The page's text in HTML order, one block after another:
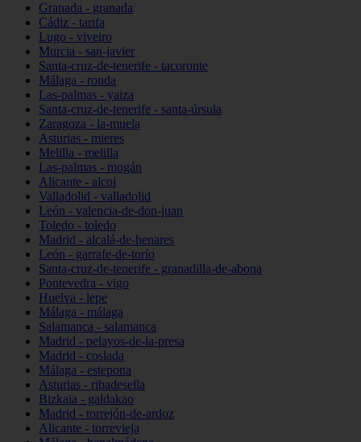
Granada - granada
Cádiz - tarifa
Lugo - viveiro
Murcia - san-javier
Santa-cruz-de-tenerife - tacoronte
Málaga - ronda
Las-palmas - yaiza
Santa-cruz-de-tenerife - santa-úrsula
Zaragoza - la-muela
Asturias - mieres
Melilla - melilla
Las-palmas - mogán
Alicante - alcoi
Valladolid - valladolid
León - valencia-de-don-juan
Toledo - toledo
Madrid - alcalá-de-henares
León - garrafe-de-torío
Santa-cruz-de-tenerife - granadilla-de-abona
Pontevedra - vigo
Huelva - lepe
Málaga - málaga
Salamanca - salamanca
Madrid - pelayos-de-la-presa
Madrid - coslada
Málaga - estepona
Asturias - ribadesella
Bizkaia - galdakao
Madrid - torrejón-de-ardoz
Alicante - torrevieja